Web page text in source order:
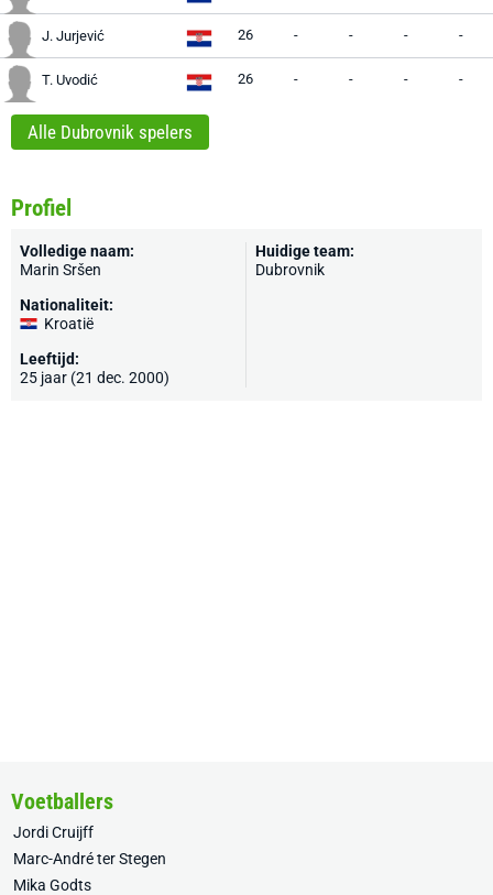
J. Jurjević 26 - - - -
T. Uvodić 26 - - - -
Alle Dubrovnik spelers
Profiel
Volledige naam:
Marin Sršen
Nationaliteit:
Kroatië
Leeftijd:
25 jaar (21 dec. 2000)
Huidige team:
Dubrovnik
Voetballers
Jordi Cruijff
Marc-André ter Stegen
Mika Godts